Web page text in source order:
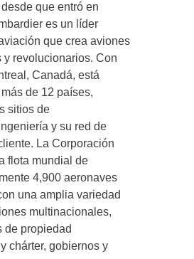
que entró en
es un líder
que crea aviones
y revolucionarios. Con
Canadá, está
de 12 países,
sitios de
y su red de
La Corporación
flota mundial de
4,900 aeronaves
una amplia variedad
multinacionales,
de propiedad
chárter, gobiernos y